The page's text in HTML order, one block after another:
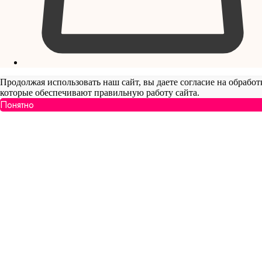
Продолжая использовать наш сайт, вы даете согласие на
которые обеспечивают правильную работу сайта.
Понятно